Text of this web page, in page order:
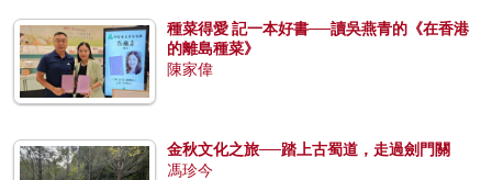
種菜得愛 記一本好書──讀吳燕青的《在香港
的離島種菜》
陳家偉
金秋文化之旅──踏上古蜀道，走過劍門關
馮珍今